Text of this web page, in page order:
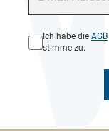
Datenschutz*
Ich habe die AGB
stimme zu.